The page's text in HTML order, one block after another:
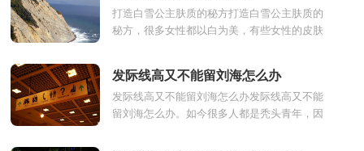
打造白雪公主肤质的秘方打造白雪公主肤质的
秘方，很多女性都以白为美，有些女性的皮肤
发际线高又不能留刘海怎么办
发际线高又不能留刘海怎么办发际线高又不能
留刘海怎么办。如今很多人都是秃头青年，因